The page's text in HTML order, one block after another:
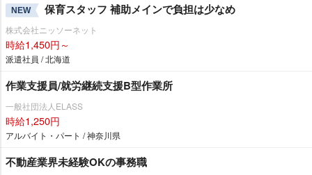
NEW 保育スタッフ 補助メインで負担は少なめ
株式会社ニッソーネット
時給1,450円～
派遣社員 / 北海道
作業支援員/就労継続支援B型作業所
一般社団法人ELASS
時給1,250円
アルバイト・パート / 神奈川県
不動産業界未経験OKの事務職